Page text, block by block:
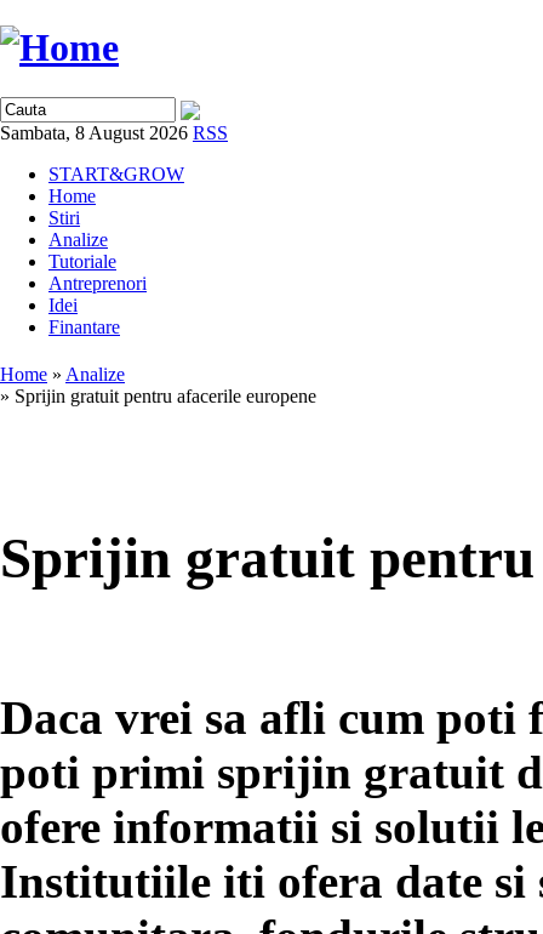
Sambata, 8 August 2026 RSS
START&GROW
Home
Stiri
Analize
Tutoriale
Antreprenori
Idei
Finantare
Home » Analize
» Sprijin gratuit pentru afacerile europene
Sprijin gratuit pentru
Daca vrei sa afli cum poti
poti primi sprijin gratuit
ofere informatii si solutii
Institutiile iti ofera date si